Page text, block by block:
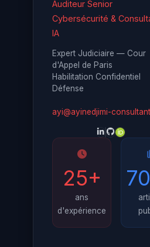
Auditeur Senior
Cybersécurité &
IA
Expert Judiciaire — Cour
d'Appel de Paris
Habilitation Confidentiel
Défense
ayi@ayinedjimi-
25+
ans
d'expérience